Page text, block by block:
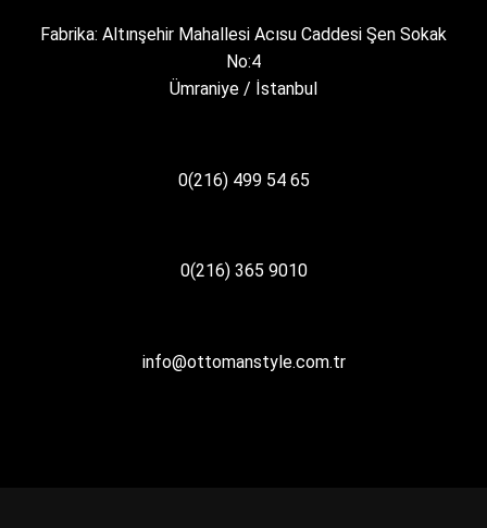
Fabrika: Altınşehir Mahallesi Acısu Caddesi Şen Sokak
No:4
Ümraniye / İstanbul
0(216) 499 54 65
0(216) 365 9010
info@ottomanstyle.com.tr